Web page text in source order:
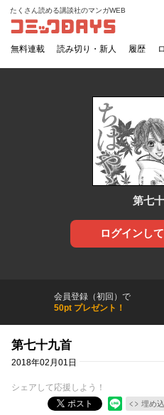
コミックDAYS
たくさん読める講談社のマンガWEB
無料連載 読み切り・新人 履歴
第七
ログインし
会員登録（初回）で
50pt プレゼント！
第七十九首
2018年02月01日
シェアして応援しよう！
ポスト
埋め